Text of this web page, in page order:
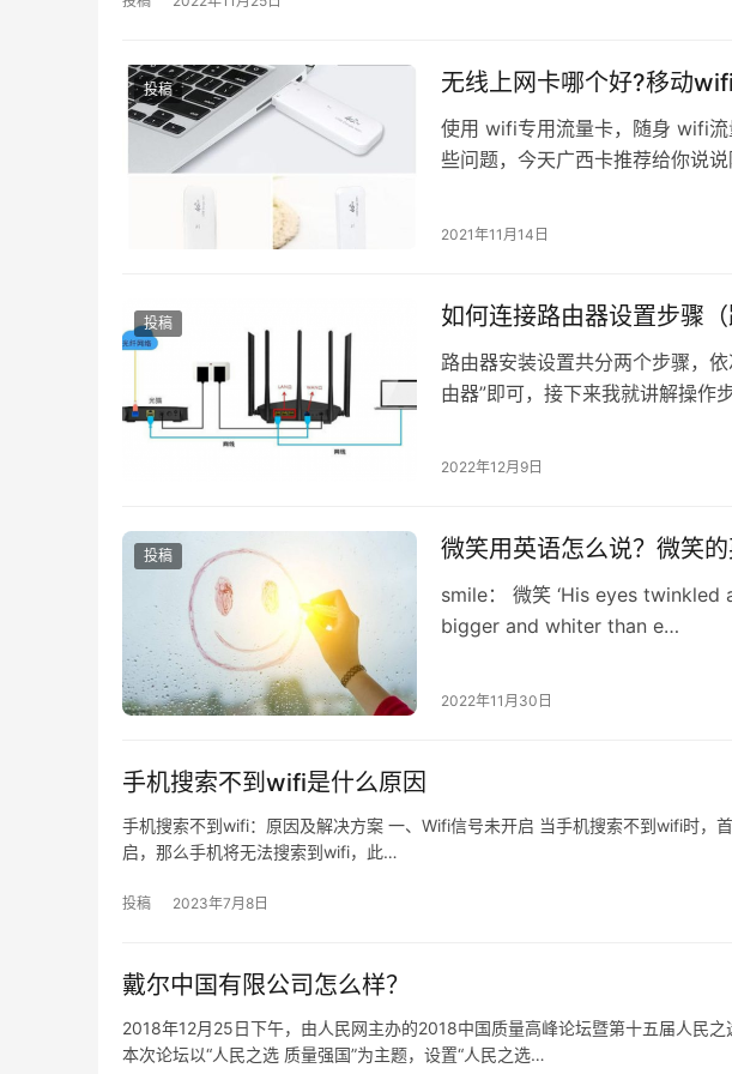
投稿 无线上网卡哪个好?移动
使用 wifi专用流量卡，随身 wifi
些问题，今天广西卡推荐给你
2021年11月14日
投稿 如何连接路由器设置步骤（
路由器安装设置共分两个步骤，
由器”即可，接下来我就讲解操
2022年12月9日
投稿 微笑用英语怎么说？微笑
smile： 微笑 ‘His eyes
bigger and whiter than e…
2022年11月30日
手机搜索不到wifi是什么原因
手机搜索不到wifi：原因及解决方案 一、Wifi信号未开启 当手机搜索不到wifi时，
启，那么手机将无法搜索到wifi，此…
投稿 2023年7月8日
戴尔中国有限公司怎么样？
2018年12月25日下午，由人民网主办的2018中国质量高峰论坛暨第十五届人民之
本次论坛以“人民之选 质量强国”为主题，设置“人民之选…